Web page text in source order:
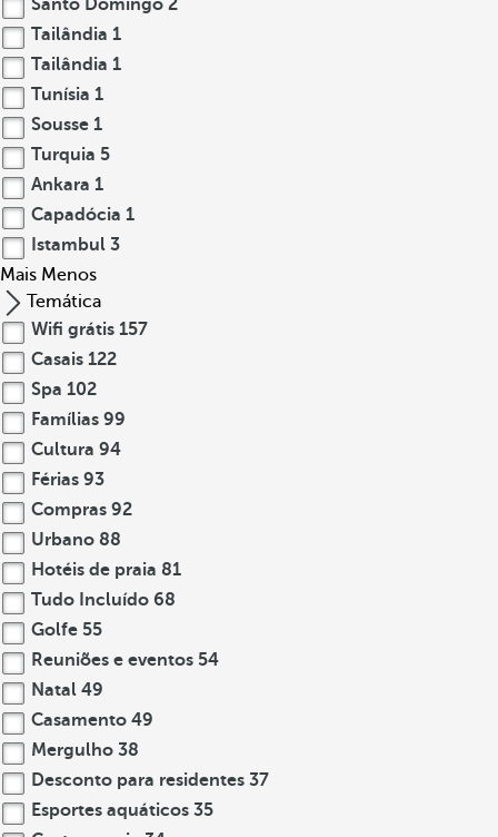
Santo Domingo 2
Tailândia 1
Tailândia 1
Tunísia 1
Sousse 1
Turquia 5
Ankara 1
Capadócia 1
Istambul 3
Mais Menos
Temática
Wifi grátis 157
Casais 122
Spa 102
Famílias 99
Cultura 94
Férias 93
Compras 92
Urbano 88
Hotéis de praia 81
Tudo Incluído 68
Golfe 55
Reuniões e eventos 54
Natal 49
Casamento 49
Mergulho 38
Desconto para residentes 37
Esportes aquáticos 35